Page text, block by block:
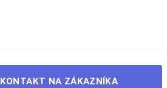
NA ZÁKAZNÍKA